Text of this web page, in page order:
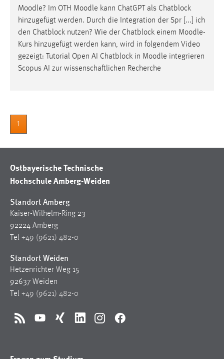
Moodle? Im OTH Moodle kann ChatGPT als Chatblock
hinzugefügt werden. Durch die Integration der Spr [...] ich
den Chatblock nutzen? Wie der Chatblock einem Moodle-
Kurs hinzugefügt werden kann, wird in folgendem Video
gezeigt: Tutorial Open AI Chatblock in Moodle integrieren
Scopus AI zur wissenschaftlichen Recherche
1
Ostbayerische Technische
Hochschule Amberg-Weiden
Standort Amberg
Kaiser-Wilhelm-Ring 23
92224 Amberg
Tel +49 (9621) 482-0
Standort Weiden
Hetzenrichter Weg 15
92637 Weiden
Tel +49 (9621) 482-0
RSS YouTubeXing LinkedInInstagramFacebook
Für performante Seitenauslieferung wird in diesem Cookie
gespeichert, ob man eingeloggt ist.
Sprachpräferenz
Name:
Chat
MibewSessionID, MIBEW_UserID, mibew_locale, mibew-
chat-frame-style-5e9dbeb1811c0446
Zweck:
Wird benötigt um die Chatfunktion nutzen zu können.
Cookie Laufzeit:
MibewSessionID, mibew-chat-frame-style-
5e9dbeb1811c0446 = Sitzungslaufzeit, mibew_locale = 3
Jahre, MIBEW_UserID = 1 Jahr
Login